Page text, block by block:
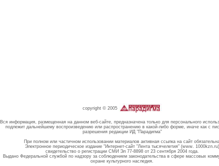
copyright © 2005
Вся информация, размещенная на данном веб-сайте, предназначена только для персонального
подлежит дальнейшему воспроизведению или распространению в какой-либо форме, иначе как с
разрешения редакции ИД "Парадигма"
При полном или частичном использовании материалов активная ссылка на сайт
Электронное периодическое издание "Интернет-сайт "Лента тысячелетия" (www. 1000kzn.ru)
свидетельство о регистрации СМИ Эл 77-8898 от 23 сентября 2004 года.
Выдано Федеральной службой по надзору за соблюдением законодательства в сфере массовых
охране культурного наследия.